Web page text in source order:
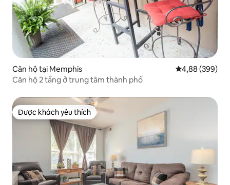
Căn hộ tại Memphis Xếp hạng
4,88 (399)
Căn hộ 2 tầng ở trung tâm thành phố
Được khách yêu thích
Được khách yêu thích